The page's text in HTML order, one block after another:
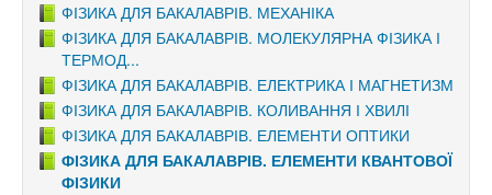
ФІЗИКА ДЛЯ БАКАЛАВРІВ. МЕХАНІКА
ФІЗИКА ДЛЯ БАКАЛАВРІВ. МОЛЕКУЛЯРНА ФІЗИКА І
ТЕРМОД...
ФІЗИКА ДЛЯ БАКАЛАВРІВ. ЕЛЕКТРИКА І МАГНЕТИЗМ
ФІЗИКА ДЛЯ БАКАЛАВРІВ. КОЛИВАННЯ І ХВИЛІ
ФІЗИКА ДЛЯ БАКАЛАВРІВ. ЕЛЕМЕНТИ ОПТИКИ
ФІЗИКА ДЛЯ БАКАЛАВРІВ. ЕЛЕМЕНТИ КВАНТОВОЇ
ФІЗИКИ